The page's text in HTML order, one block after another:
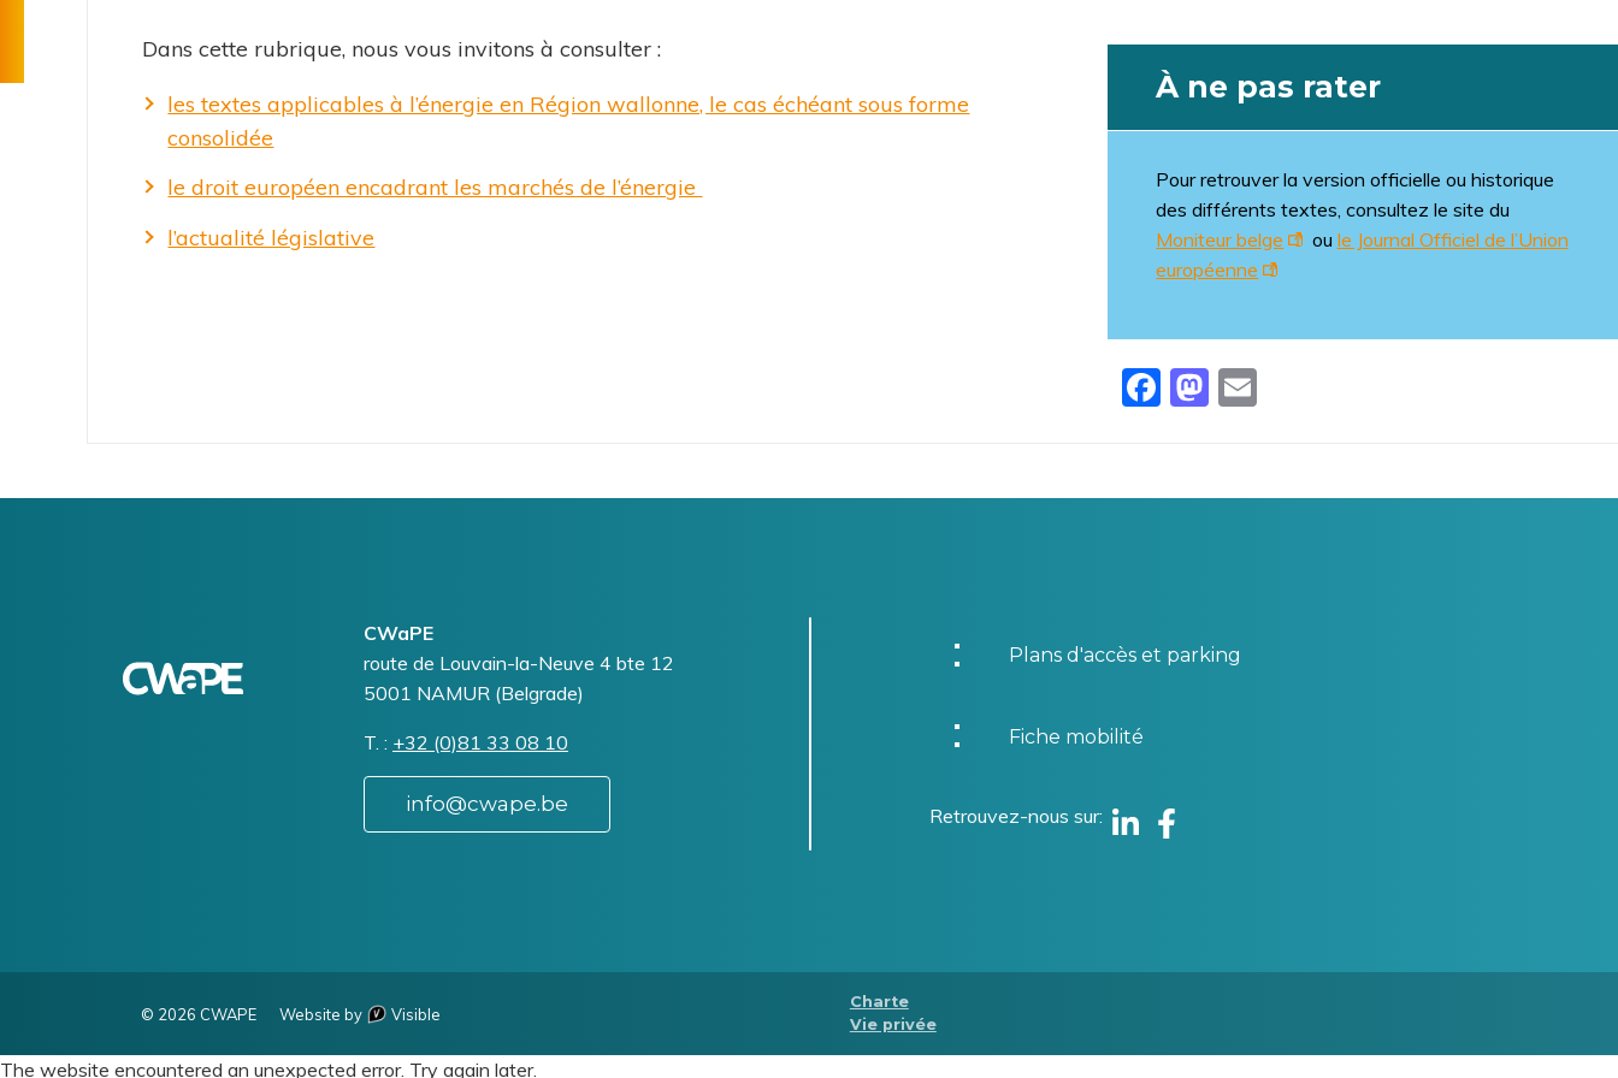
de
Dans cette rubrique, nous vous invitons à consulter :
les textes applicables à l’énergie en Région wallonne, le cas échéant sous forme
consolidée
le droit européen encadrant les marchés de l’énergie
l’actualité législative
À ne pas rater
Pour retrouver la version officielle ou historique
des différents textes, consultez le site du
Moniteur belge
ou le Journal Officiel de l’Union
européenne
Facebook
Mastodon
CWaPE
Addresse
route de Louvain-la-Neuve 4 bte 12
5001 NAMUR (Belgrade)
T. Téléphone
+32 (0)81 33 08 10
info@cwape.be
Plans d'accès et parking
Fiche mobilité
Retrouvez-nous sur
Linkedin
Facebook
© 2026 CWAPE Website by Visible
Menu
Pied
Charte
Vie privée
The website encountered an unexpected error. Try again later.